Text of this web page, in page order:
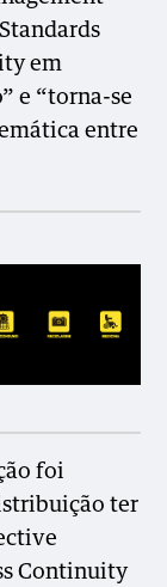
em
e “torna-se
entre
foi
ter
Continuity